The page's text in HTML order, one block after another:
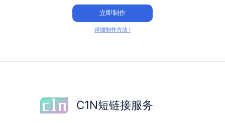
立即制作
详细制作方法 !
C1N短链接服务